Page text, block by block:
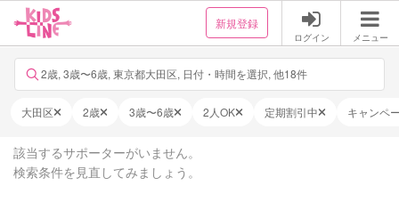
新規登録
ログイン メニュー
2歳, 3歳〜6歳, 東京都大田区, 日付・時間を選択, 他18件
大田区 2歳 3歳〜6歳 2人OK 定期割引中 キャンペ
該当するサポーターがいません。
検索条件を見直してみましょう。